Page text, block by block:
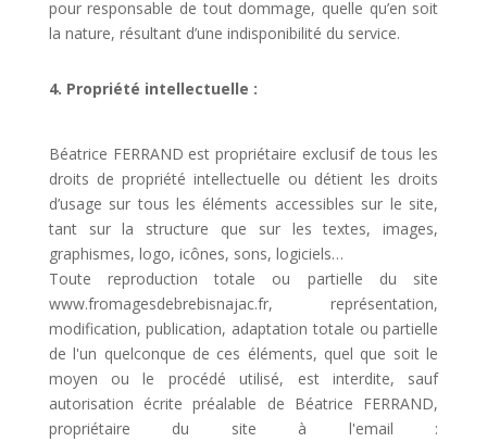
pour responsable de tout dommage, quelle qu’en soit
la nature, résultant d’une indisponibilité du service.
4. Propriété intellectuelle :
Béatrice FERRAND est propriétaire exclusif de tous les
droits de propriété intellectuelle ou détient les droits
d’usage sur tous les éléments accessibles sur le site,
tant sur la structure que sur les textes, images,
graphismes, logo, icônes, sons, logiciels…
Toute reproduction totale ou partielle du site
www.fromagesdebrebisnajac.fr, représentation,
modification, publication, adaptation totale ou partielle
de l'un quelconque de ces éléments, quel que soit le
moyen ou le procédé utilisé, est interdite, sauf
autorisation écrite préalable de Béatrice FERRAND,
propriétaire du site à l'email :